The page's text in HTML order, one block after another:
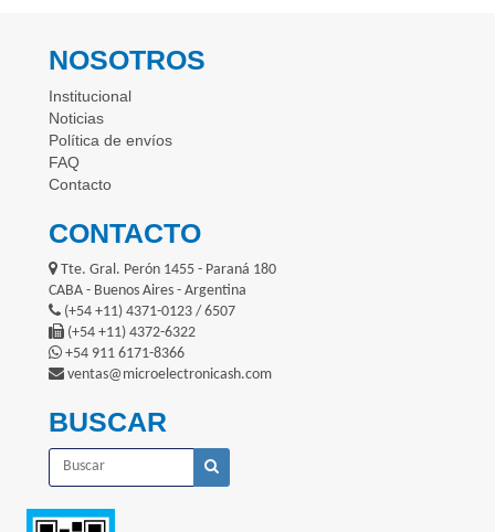
NOSOTROS
Institucional
Noticias
Política de envíos
FAQ
Contacto
CONTACTO
Tte. Gral. Perón 1455 - Paraná 180
CABA - Buenos Aires - Argentina
(+54 +11) 4371-0123 / 6507
(+54 +11) 4372-6322
+54 911 6171-8366
ventas@microelectronicash.com
BUSCAR